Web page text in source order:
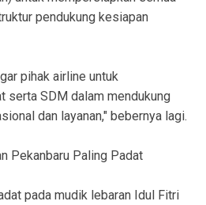
pendukung kesiapan
pihak airline untuk
serta SDM dalam mendukung
dan layanan," bebernya lagi.
Pekanbaru Paling Padat
pada mudik lebaran Idul Fitri